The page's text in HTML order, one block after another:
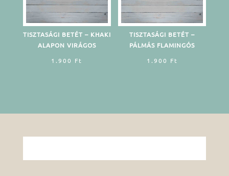
TISZTASÁGI BETÉT – KHAKI
ALAPON VIRÁGOS
1.900 Ft
TISZTASÁGI BETÉT –
PÁLMÁS FLAMINGÓS
1.900 Ft